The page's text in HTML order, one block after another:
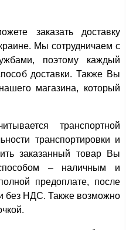
заказать доставку
Мы сотрудничаем с
поэтому каждый
доставки. Также Вы
магазина, который
транспортной
транспортировки и
заказанный товар Вы
– наличным и
предоплате, после
без НДС. Также возможно